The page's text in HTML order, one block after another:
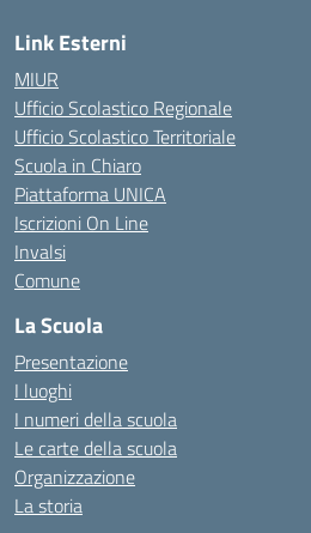
Link Esterni
MIUR
Ufficio Scolastico Regionale
Ufficio Scolastico Territoriale
Scuola in Chiaro
Piattaforma UNICA
Iscrizioni On Line
Invalsi
Comune
La Scuola
Presentazione
I luoghi
I numeri della scuola
Le carte della scuola
Organizzazione
La storia